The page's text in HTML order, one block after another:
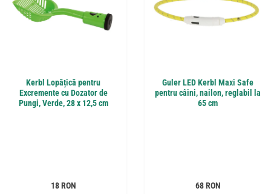
Kerbl Lopățică pentru
Excremente cu Dozator de
Pungi, Verde, 28 x 12,5 cm
Preț obișnuit:
18 RON
Guler LED Kerbl Maxi Safe
pentru câini, nailon, reglabil la
65 cm
Preț obișnuit:
68 RON